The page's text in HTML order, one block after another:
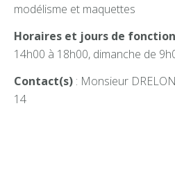
modélisme et maquettes
Horaires et jours de
14h00 à 18h00, dimanche de
Contact(s) : Monsieur
14